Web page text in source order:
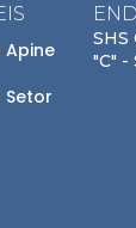
Apine
Setor
SHS
"C" -